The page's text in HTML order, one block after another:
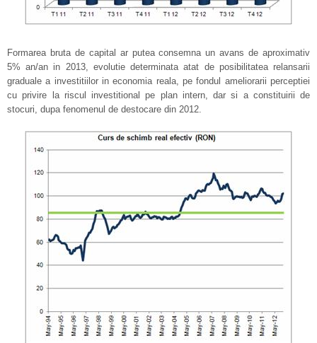
Formarea bruta de capital ar putea consemna un avans de aproximativ
5% an/an in 2013, evolutie determinata atat de posibilitatea relansarii
graduale a investitiilor in economia reala, pe fondul ameliorarii perceptiei
cu privire la riscul investitional pe plan intern, dar si a constituirii de
stocuri, dupa fenomenul de destocare din 2012.